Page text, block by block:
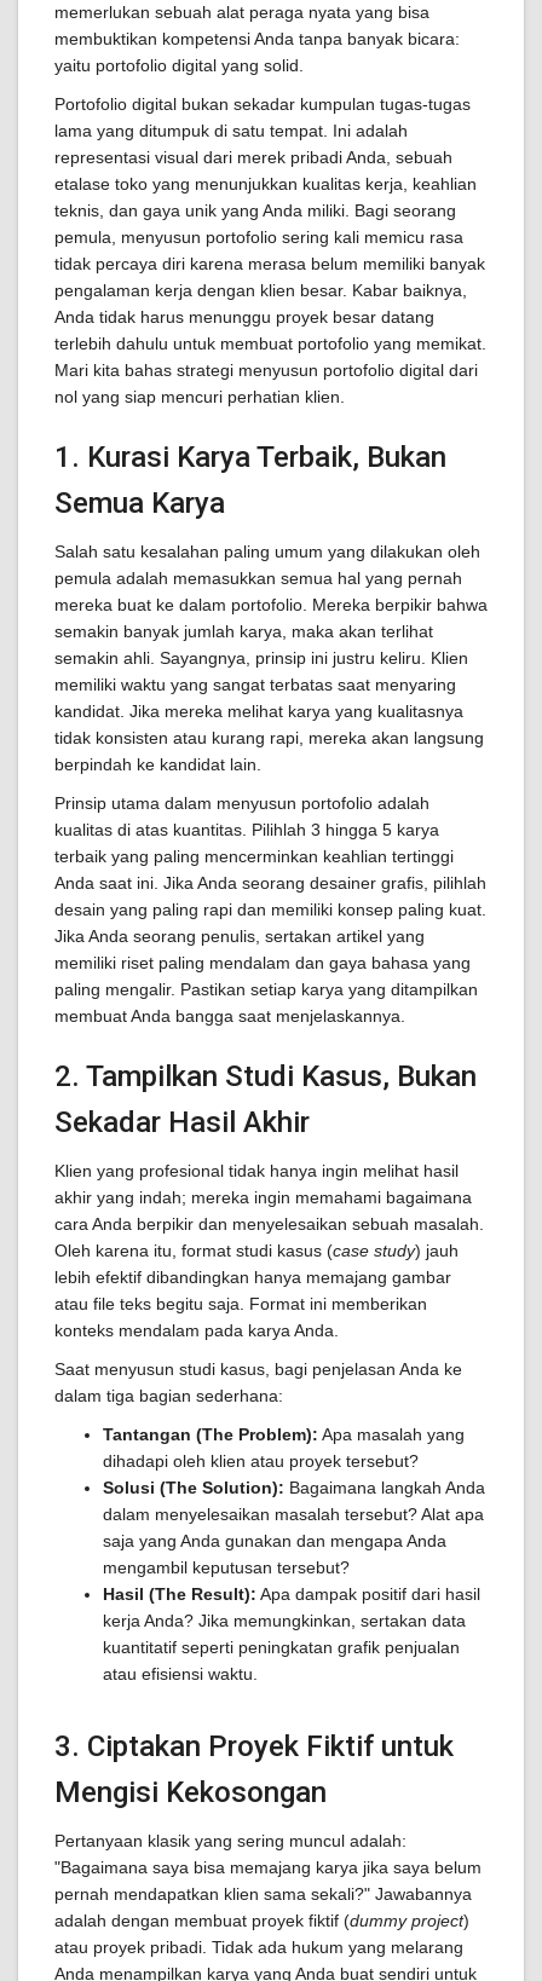
memerlukan sebuah alat peraga nyata yang bisa
membuktikan kompetensi Anda tanpa banyak bicara:
yaitu portofolio digital yang solid.
Portofolio digital bukan sekadar kumpulan tugas-tugas
lama yang ditumpuk di satu tempat. Ini adalah
representasi visual dari merek pribadi Anda, sebuah
etalase toko yang menunjukkan kualitas kerja, keahlian
teknis, dan gaya unik yang Anda miliki. Bagi seorang
pemula, menyusun portofolio sering kali memicu rasa
tidak percaya diri karena merasa belum memiliki banyak
pengalaman kerja dengan klien besar. Kabar baiknya,
Anda tidak harus menunggu proyek besar datang
terlebih dahulu untuk membuat portofolio yang memikat.
Mari kita bahas strategi menyusun portofolio digital dari
nol yang siap mencuri perhatian klien.
1. Kurasi Karya Terbaik, Bukan
Semua Karya
Salah satu kesalahan paling umum yang dilakukan oleh
pemula adalah memasukkan semua hal yang pernah
mereka buat ke dalam portofolio. Mereka berpikir bahwa
semakin banyak jumlah karya, maka akan terlihat
semakin ahli. Sayangnya, prinsip ini justru keliru. Klien
memiliki waktu yang sangat terbatas saat menyaring
kandidat. Jika mereka melihat karya yang kualitasnya
tidak konsisten atau kurang rapi, mereka akan langsung
berpindah ke kandidat lain.
Prinsip utama dalam menyusun portofolio adalah
kualitas di atas kuantitas. Pilihlah 3 hingga 5 karya
terbaik yang paling mencerminkan keahlian tertinggi
Anda saat ini. Jika Anda seorang desainer grafis, pilihlah
desain yang paling rapi dan memiliki konsep paling kuat.
Jika Anda seorang penulis, sertakan artikel yang
memiliki riset paling mendalam dan gaya bahasa yang
paling mengalir. Pastikan setiap karya yang ditampilkan
membuat Anda bangga saat menjelaskannya.
2. Tampilkan Studi Kasus, Bukan
Sekadar Hasil Akhir
Klien yang profesional tidak hanya ingin melihat hasil
akhir yang indah; mereka ingin memahami bagaimana
cara Anda berpikir dan menyelesaikan sebuah masalah.
Oleh karena itu, format studi kasus (case study) jauh
lebih efektif dibandingkan hanya memajang gambar
atau file teks begitu saja. Format ini memberikan
konteks mendalam pada karya Anda.
Saat menyusun studi kasus, bagi penjelasan Anda ke
dalam tiga bagian sederhana:
Tantangan (The Problem): Apa masalah yang
dihadapi oleh klien atau proyek tersebut?
Solusi (The Solution): Bagaimana langkah Anda
dalam menyelesaikan masalah tersebut? Alat apa
saja yang Anda gunakan dan mengapa Anda
mengambil keputusan tersebut?
Hasil (The Result): Apa dampak positif dari hasil
kerja Anda? Jika memungkinkan, sertakan data
kuantitatif seperti peningkatan grafik penjualan
atau efisiensi waktu.
3. Ciptakan Proyek Fiktif untuk
Mengisi Kekosongan
Pertanyaan klasik yang sering muncul adalah:
"Bagaimana saya bisa memajang karya jika saya belum
pernah mendapatkan klien sama sekali?" Jawabannya
adalah dengan membuat proyek fiktif (dummy project)
atau proyek pribadi. Tidak ada hukum yang melarang
Anda menampilkan karya yang Anda buat sendiri untuk